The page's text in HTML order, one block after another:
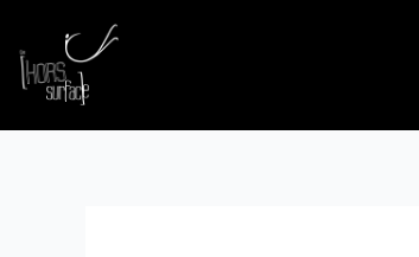
au
contenu